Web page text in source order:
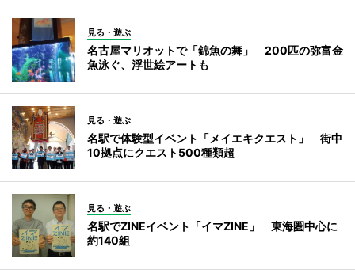
見る・遊ぶ
名古屋マリオットで「錦魚の舞」 200匹の弥富金
魚泳ぐ、浮世絵アートも
見る・遊ぶ
名駅で体験型イベント「メイエキクエスト」 街中
10拠点にクエスト500種類超
見る・遊ぶ
名駅でZINEイベント「イマZINE」 東海圏中心に
約140組